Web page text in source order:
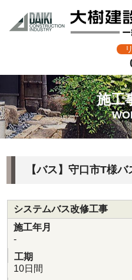
施工
【バス】守口市T様
システムバス改修工事
施工年月
-
工期
10日間